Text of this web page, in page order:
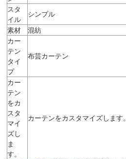
スタ
イル
シンプル
素材
混紡
カー
テン
タイ
プ
布芸カーテン
カー
テン
をカ
スタ
マイ
ズし
ま
す。
カーテンをカスタマイズします。